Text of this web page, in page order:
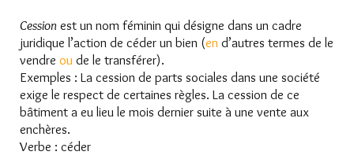
Cession est un nom féminin qui désigne dans un cadre
juridique l’action de céder un bien (en d’autres termes de le
vendre ou de le transférer).
Exemples : La cession de parts sociales dans une société
exige le respect de certaines règles. La cession de ce
bâtiment a eu lieu le mois dernier suite à une vente aux
enchères.
Verbe : céder